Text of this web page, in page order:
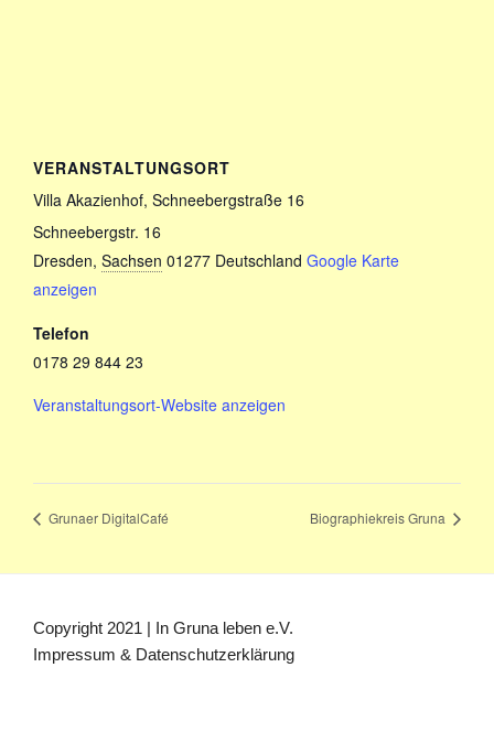
VERANSTALTUNGSORT
Villa Akazienhof, Schneebergstraße 16
Schneebergstr. 16
Dresden, Sachsen 01277 Deutschland Google Karte
anzeigen
Telefon
0178 29 844 23
Veranstaltungsort-Website anzeigen
Grunaer DigitalCafé Biographiekreis Gruna
Copyright 2021 | In Gruna leben e.V.
Impressum & Datenschutzerklärung